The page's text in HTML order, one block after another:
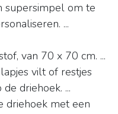
supersimpel om te
...
van 70 x 70 cm. ...
vilt of restjes
driehoek. ...
driehoek met een